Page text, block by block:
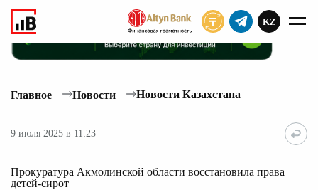
KZ
Главное Новости Новости Казахстана
9 июля 2025 в 11:23
Прокуратура Акмолинской области восстановила права
детей-сирот